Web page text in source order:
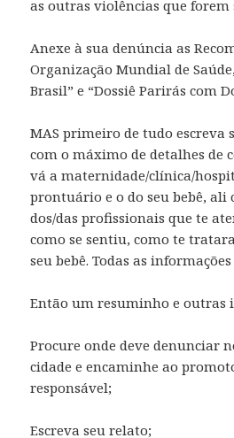
as outras violências que forem
Anexe à sua denúncia as
Organização Mundial de
Brasil” e “Dossiê Parirás com
MAS primeiro de tudo escreva
com o máximo de detalhes de
vá a maternidade/clínica/
prontuário e o do seu bebê, ali
dos/das profissionais que te
como se sentiu, como te
seu bebê. Todas as
Então um resuminho e outras
Procure onde deve denunciar
cidade e encaminhe ao
responsável;
Escreva seu relato;